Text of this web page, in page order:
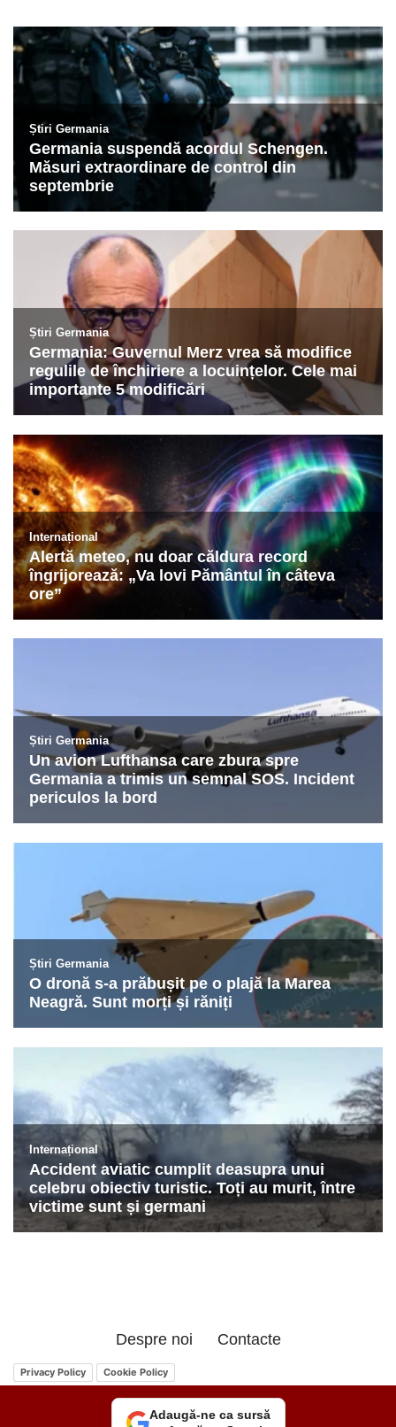
Despre noi Contacte
Privacy Policy Cookie Policy
Adaugă-ne ca sursă